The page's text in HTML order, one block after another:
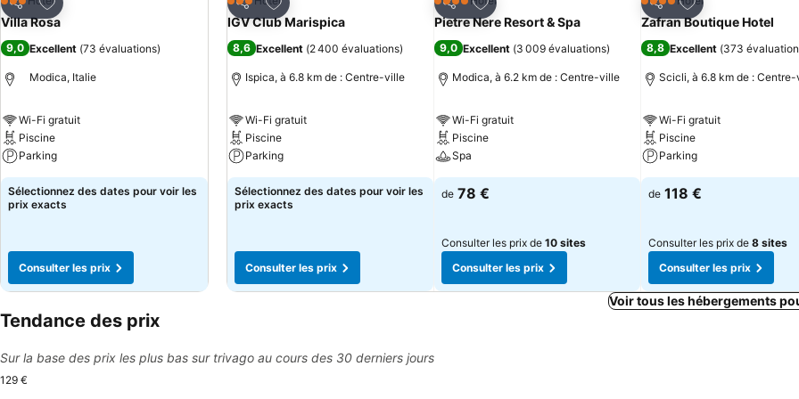
Partager
3 Étoiles
Villa Rosa
9,0 Excellent (73 évaluations)
Modica, Italie
Wi-Fi gratuit
Piscine
Parking
Sélectionnez des dates pour voir les
prix exacts
Consulter les prix
Partager
3 Étoiles
IGV Club Marispica
8,6 Excellent (2 400 évaluations)
Ispica, à 6.8 km de : Centre-ville
Wi-Fi gratuit
Piscine
Parking
Sélectionnez des dates pour voir les
prix exacts
Consulter les prix
Partager
4 Étoiles
Pietre Nere Resort & Spa
9,0 Excellent (3 009 évaluations)
Modica, à 6.2 km de : Centre-ville
Wi-Fi gratuit
Piscine
Spa
de 78 €
Consulter les prix de 10 sites
Consulter les prix
Partager
4 Étoiles
Zafran Boutique Hotel
8,8 Excellent (373
Scicli, à 6.8 km de :
Wi-Fi gratuit
Piscine
Parking
de 118 €
Consulter les prix de 8 sites
Consulter les prix
Voir tous les hébergements
Tendance des prix
Sur la base des prix les plus bas sur trivago au cours des 30 derniers jours
129 €